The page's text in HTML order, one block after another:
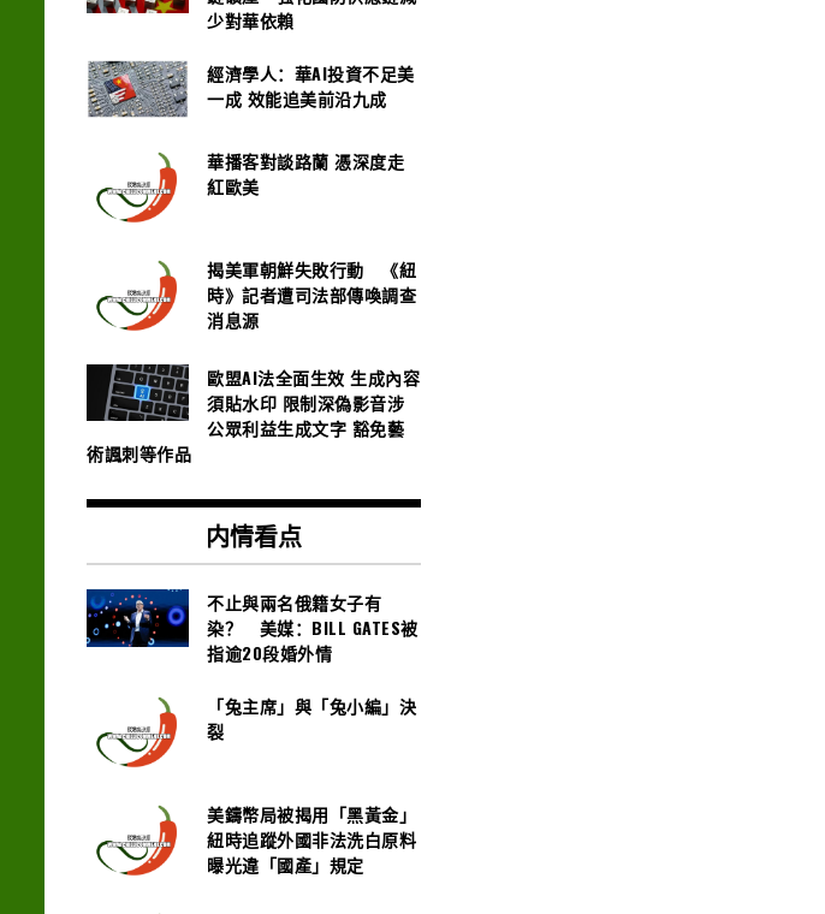
少對華依賴
經濟學人：華AI投資不足美
一成 效能追美前沿九成
華播客對談路蘭 憑深度走
紅歐美
揭美軍朝鮮失敗行動 《紐
時》記者遭司法部傳喚調查
消息源
歐盟AI法全面生效 生成內容
須貼水印 限制深偽影音涉
公眾利益生成文字 豁免藝
術諷刺等作品
内情看点
不止與兩名俄籍女子有
染？ 美媒：BILL GATES被
指逾20段婚外情
「兔主席」與「兔小編」決
裂
美鑄幣局被揭用「黑黃金」
紐時追蹤外國非法洗白原料
曝光違「國產」規定